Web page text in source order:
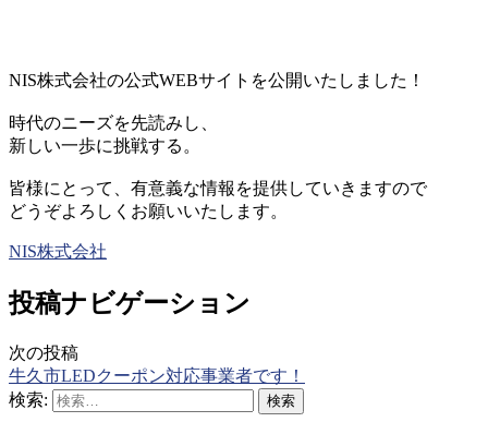
NIS株式会社の公式WEBサイトを公開いたしました！
時代のニーズを先読みし、
新しい一歩に挑戦する。
皆様にとって、有意義な情報を提供していきますので
どうぞよろしくお願いいたします。
NIS株式会社
投稿ナビゲーション
次の投稿
牛久市LEDクーポン対応事業者です！
検索: